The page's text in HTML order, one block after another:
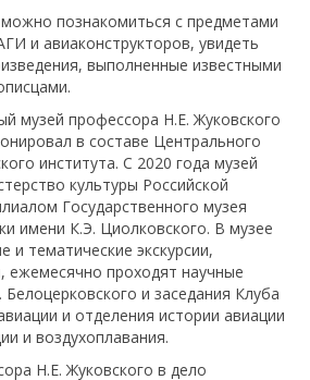
познакомиться с предметами
и авиаконструкторов, увидеть
выполненные известными
музей профессора Н.Е. Жуковского
в составе Центрального
института. С 2020 года музей
культуры Российской
Государственного музея
имени К.Э. Циолковского. В музее
и тематические экскурсии,
ежемесячно проходят научные
и заседания Клуба
и отделения истории авиации
и воздухоплавания.
Н.Е. Жуковского в дело